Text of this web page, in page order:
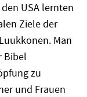
USA lernten
Ziele der
Man
Bibel
zu
und Frauen